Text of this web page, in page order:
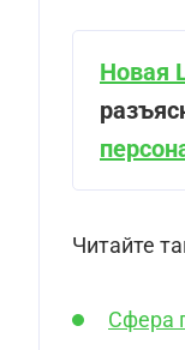
Новая
Читайте
Сфера